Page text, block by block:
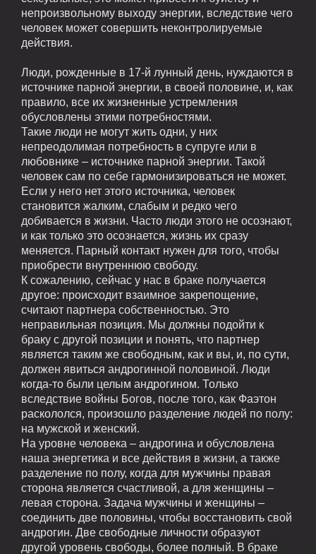
непроизвольному выходу энергии, вследствие чего
человек может совершить неконтролируемые
действия.
Люди, рожденные в 17-й лунный день, нуждаются в
источнике парной энергии, в своей половине, и, как
правило, все их жизненные устремления
обусловлены этими потребностями.
Такие люди не могут жить одни, у них
непреодолимая потребность в супруге или в
любовнике – источнике парной энергии. Такой
человек сам по себе гармонизироваться не может.
Если у него нет этого источника, человек
становится жалким, слабым и редко чего
добивается в жизни. Часто люди этого не осознают,
и как только это осознается, жизнь их сразу
меняется. Парный контакт нужен для того, чтобы
приобрести внутреннюю свободу.
К сожалению, сейчас у нас в браке получается
другое: происходит взаимное закрепощение,
считают партнера собственностью. Это
неправильная позиция. Мы должны подойти к
браку с другой позиции и понять, что партнер
является таким же свободным, как и вы, и, по сути,
должен явиться андрогинной половиной. Люди
когда-то были целым андрогином. Только
вследствие войны Богов, после того, как Фаэтон
раскололся, произошло разделение людей по полу:
на мужской и женский.
На уровне человека – андрогина и обусловлена
наша энергетика и все действия в жизни, а также
разделение по полу, когда для мужчины правая
сторона является счастливой, а для женщины –
левая сторона. Задача мужчины и женщины –
соединить две половины, чтобы восстановить свой
андрогин. Две свободные личности образуют
другой уровень свободы, более полный. В браке